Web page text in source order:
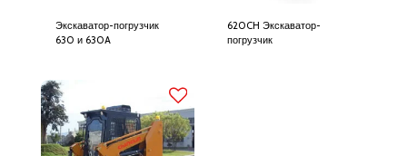
Экскаватор-погрузчик
630 и 630A
620CH Экскаватор-
погрузчик